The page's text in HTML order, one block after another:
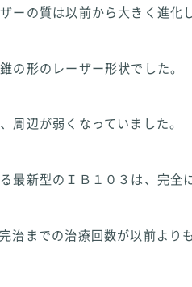
ーの質は以前から大きく進化
の形のレーザー形状でした。
周辺が弱くなっていました。
最新型のＩＢ１０３は、完全
治までの治療回数が以前より